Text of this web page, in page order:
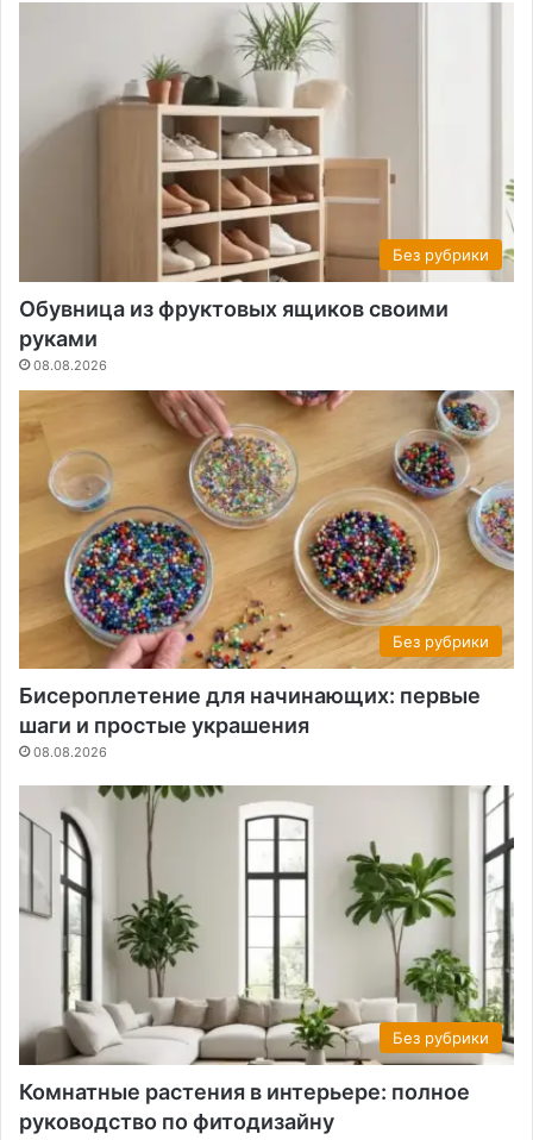
Без рубрики
Обувница из фруктовых ящиков своими
руками
08.08.2026
Без рубрики
Бисероплетение для начинающих: первые
шаги и простые украшения
08.08.2026
Без рубрики
Комнатные растения в интерьере: полное
руководство по фитодизайну